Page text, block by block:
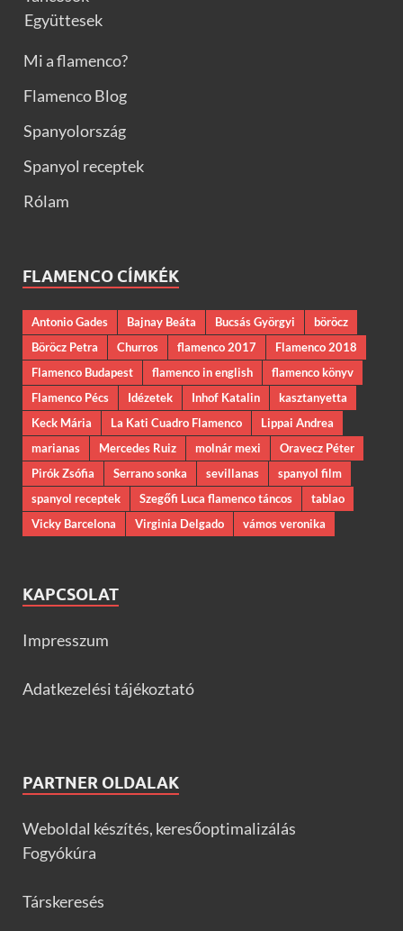
Együttesek
Mi a flamenco?
Flamenco Blog
Spanyolország
Spanyol receptek
Rólam
FLAMENCO CÍMKÉK
Antonio Gades Bajnay Beáta Bucsás Györgyi
böröcz
Böröcz Petra
Churros flamenco 2017
Flamenco 2018
Flamenco Budapest
flamenco in english
flamenco könyv
Flamenco Pécs
Idézetek Inhof Katalin
kasztanyetta
Keck Mária
La Kati Cuadro Flamenco
Lippai Andrea
marianas
Mercedes Ruiz molnár mexi
Oravecz Péter
Pirók Zsófia
Serrano sonka sevillanas
spanyol film
spanyol receptek
Szegőfi Luca flamenco táncos
tablao
Vicky Barcelona
Virginia Delgado vámos veronika
KAPCSOLAT
Impresszum
Adatkezelési tájékoztató
PARTNER OLDALAK
Weboldal készítés, keresőoptimalizálás
Fogyókúra
Társkeresés